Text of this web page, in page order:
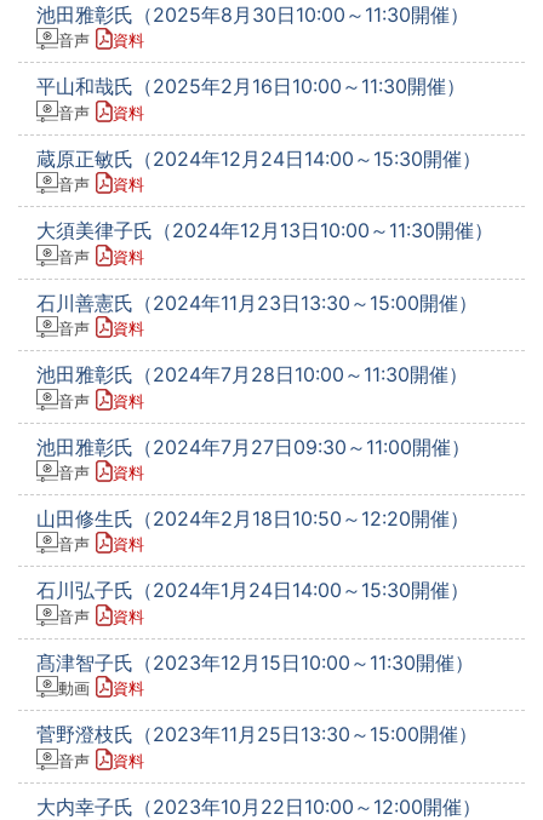
池田雅彰氏（2025年8月30日10:00～11:30開催）
音声 資料
平山和哉氏（2025年2月16日10:00～11:30開催）
音声 資料
蔵原正敏氏（2024年12月24日14:00～15:30開催）
音声 資料
大須美律子氏（2024年12月13日10:00～11:30開催）
音声 資料
石川善憲氏（2024年11月23日13:30～15:00開催）
音声 資料
池田雅彰氏（2024年7月28日10:00～11:30開催）
音声 資料
池田雅彰氏（2024年7月27日09:30～11:00開催）
音声 資料
山田修生氏（2024年2月18日10:50～12:20開催）
音声 資料
石川弘子氏（2024年1月24日14:00～15:30開催）
音声 資料
髙津智子氏（2023年12月15日10:00～11:30開催）
動画 資料
菅野澄枝氏（2023年11月25日13:30～15:00開催）
音声 資料
大内幸子氏（2023年10月22日10:00～12:00開催）